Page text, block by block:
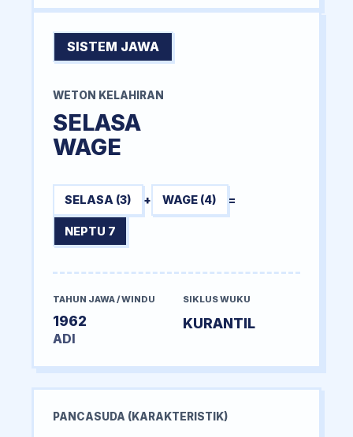
SISTEM JAWA
WETON KELAHIRAN
SELASA
WAGE
SELASA (3) + WAGE (4) =
NEPTU 7
TAHUN JAWA / WINDU
1962
ADI
SIKLUS WUKU
KURANTIL
PANCASUDA (KARAKTERISTIK)